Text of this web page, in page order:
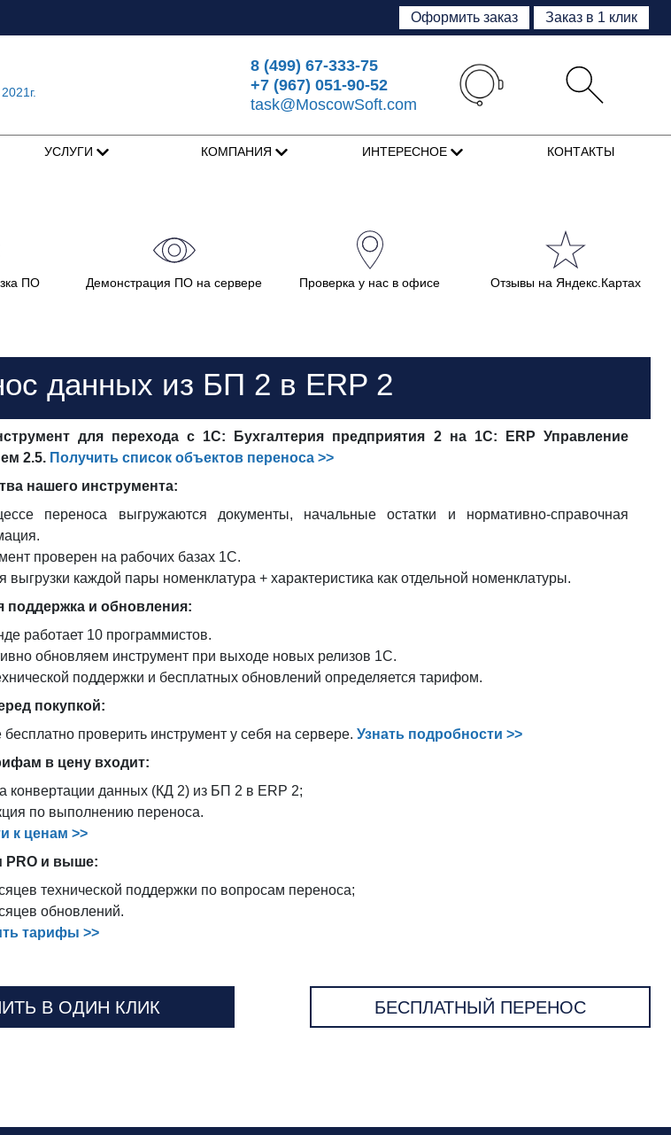
Оформить заказ Заказ в 1 клик
8 (499) 67-333-75
+7 (967) 051-90-52
task@MoscowSoft.com
УСЛУГИ КОМПАНИЯ ИНТЕРЕСНОЕ КОНТАКТЫ
ПО Демонстрация ПО на сервере Проверка у нас в офисе Отзывы на Яндекс.Картах
данных из БП 2 в ERP 2
для перехода с 1С: Бухгалтерия предприятия 2 на 1С: ERP Управление
2.5. Получить список объектов переноса >>
нашего инструмента:
переноса выгружаются документы, начальные остатки и нормативно-справочная
проверен на рабочих базах 1С.
выгрузки каждой пары номенклатура + характеристика как отдельной номенклатуры.
поддержка и обновления:
работает 10 программистов.
обновляем инструмент при выходе новых релизов 1С.
поддержки и бесплатных обновлений определяется тарифом.
покупкой:
проверить инструмент у себя на сервере. Узнать подробности >>
в цену входит:
конвертации данных (КД 2) из БП 2 в ERP 2;
по выполнению переноса.
к ценам >>
PRO и выше:
технической поддержки по вопросам переноса;
обновлений.
тарифы >>
В ОДИН КЛИК БЕСПЛАТНЫЙ ПЕРЕНОС